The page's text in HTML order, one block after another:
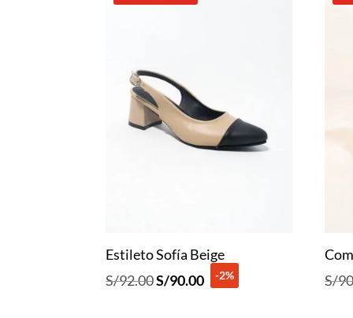
Estileto Sofía Beige
S/92.00El
S/90.00El-2%
S/